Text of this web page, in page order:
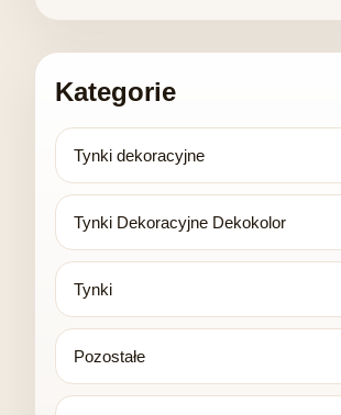
Kategorie
Tynki dekoracyjne
Tynki Dekoracyjne Dekokolor
Tynki
Pozostałe